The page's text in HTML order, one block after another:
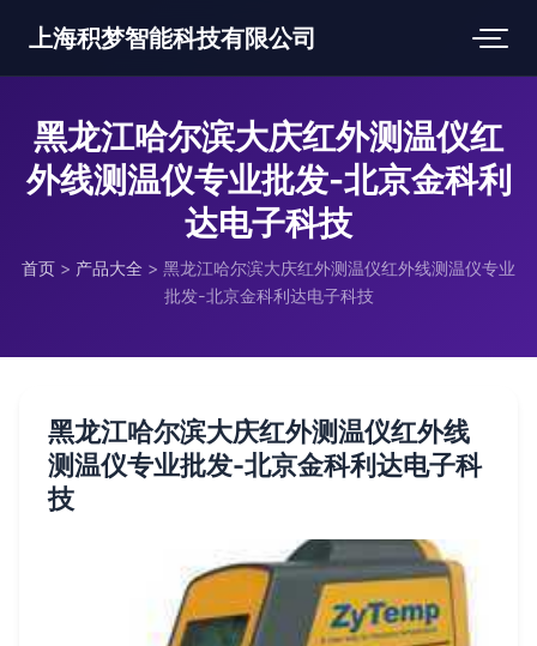
上海积梦智能科技有限公司
黑龙江哈尔滨大庆红外测温仪红
外线测温仪专业批发-北京金科利
达电子科技
首页 > 产品大全 > 黑龙江哈尔滨大庆红外测温仪红外线测温仪专业
批发-北京金科利达电子科技
黑龙江哈尔滨大庆红外测温仪红外线
测温仪专业批发-北京金科利达电子科
技